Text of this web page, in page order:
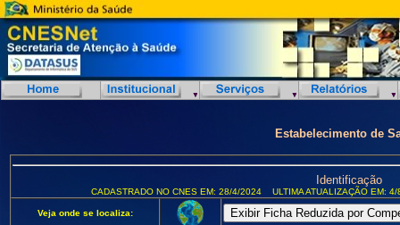
Estabelecimento de
Identificação
CADASTRADO NO CNES EM: 28/4/2024 ULTIMA ATUALIZAÇÃO EM:
Veja onde se localiza: